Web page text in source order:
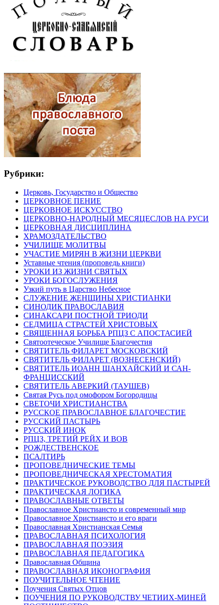
Рубрики:
Церковь, Государство и Общество
ЦЕРКОВНОЕ ПЕНИЕ
ЦЕРКОВНОЕ ИСКУССТВО
ЦЕРКОВНО-НАРОДНЫЙ МЕСЯЦЕСЛОВ НА РУСИ
ЦЕРКОВНАЯ ДИСЦИПЛИНА
ХРАМОЗДАТЕЛЬСТВО
УЧИЛИЩЕ МОЛИТВЫ
УЧАСТИЕ МИРЯН В ЖИЗНИ ЦЕРКВИ
Уставные чтения (проповедь книги)
УРОКИ ИЗ ЖИЗНИ СВЯТЫХ
УРОКИ БОГОСЛУЖЕНИЯ
Узкий путь в Царство Небесное
СЛУЖЕНИЕ ЖЕНЩИНЫ ХРИСТИАНКИ
СИНОДИК ПРАВОСЛАВИЯ
СИНАКСАРИ ПОСТНОЙ ТРИОДИ
СЕДМИЦА СТРАСТЕЙ ХРИСТОВЫХ
СВЯЩЕННАЯ БОРЬБА РПЦЗ С АПОСТАСИЕЙ
Святоотеческое Училище Благочестия
СВЯТИТЕЛЬ ФИЛАРЕТ МОСКОВСКИЙ
СВЯТИТЕЛЬ ФИЛАРЕТ (ВОЗНЕСЕНСКИЙ)
СВЯТИТЕЛЬ ИОАНН ШАНХАЙСКИЙ И САН-
ФРАНЦИССКИЙ
СВЯТИТЕЛЬ АВЕРКИЙ (ТАУШЕВ)
Святая Русь под омофором Богородицы
СВЕТОЧИ ХРИСТИАНСТВА
РУССКОЕ ПРАВОСЛАВНОЕ БЛАГОЧЕСТИЕ
РУССКИЙ ПАСТЫРЬ
РУССКИЙ ИНОК
РПЦЗ, ТРЕТИЙ РЕЙХ И ВОВ
РОЖДЕСТВЕНСКОЕ
ПСАЛТИРЬ
ПРОПОВЕДНИЧЕСКИЕ ТЕМЫ
ПРОПОВЕДНИЧЕСКАЯ ХРЕСТОМАТИЯ
ПРАКТИЧЕСКОЕ РУКОВОДСТВО ДЛЯ ПАСТЫРЕЙ
ПРАКТИЧЕСКАЯ ЛОГИКА
ПРАВОСЛАВНЫЕ ОТВЕТЫ
Православное Христиансто и современный мир
Православное Христиансто и его враги
Православная Христианская Семья
ПРАВОСЛАВНАЯ ПСИХОЛОГИЯ
ПРАВОСЛАВНАЯ ПОЭЗИЯ
ПРАВОСЛАВНАЯ ПЕДАГОГИКА
Православная Община
ПРАВОСЛАВНАЯ ИКОНОГРАФИЯ
ПОУЧИТЕЛЬНОЕ ЧТЕНИЕ
Поучения Святых Отцов
ПОУЧЕНИЯ ПО РУКОВОДСТВУ ЧЕТИИХ-МИНЕЙ